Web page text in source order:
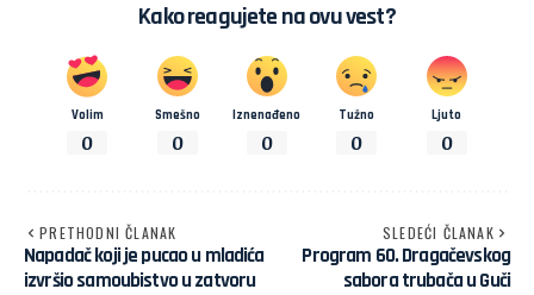
Kako reagujete na ovu vest?
Volim
0
Smešno
0
Iznenađeno
0
Tužno
0
Ljuto
0
PRETHODNI ČLANAK
Napadač koji je pucao u mladića
izvršio samoubistvo u zatvoru
SLEDEĆI ČLANAK
Program 60. Dragačevskog
sabora trubača u Guči